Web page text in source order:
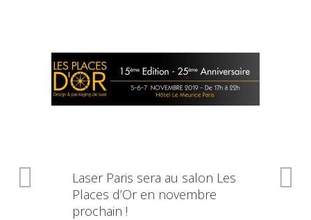
Laser Paris sera au salon Les
Places d’Or en novembre
prochain !